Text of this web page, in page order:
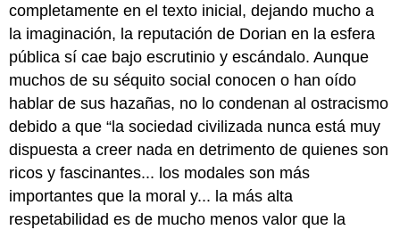
completamente en el texto inicial, dejando mucho a
la imaginación, la reputación de Dorian en la esfera
pública sí cae bajo escrutinio y escándalo. Aunque
muchos de su séquito social conocen o han oído
hablar de sus hazañas, no lo condenan al ostracismo
debido a que “la sociedad civilizada nunca está muy
dispuesta a creer nada en detrimento de quienes son
ricos y fascinantes... los modales son más
importantes que la moral y... la más alta
respetabilidad es de mucho menos valor que la